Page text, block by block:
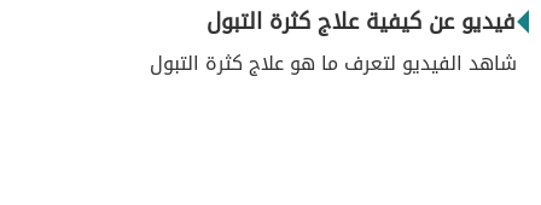
فيديو عن كيفية علاج كثرة التبول
شاهد الفيديو لتعرف ما هو علاج كثرة التبول